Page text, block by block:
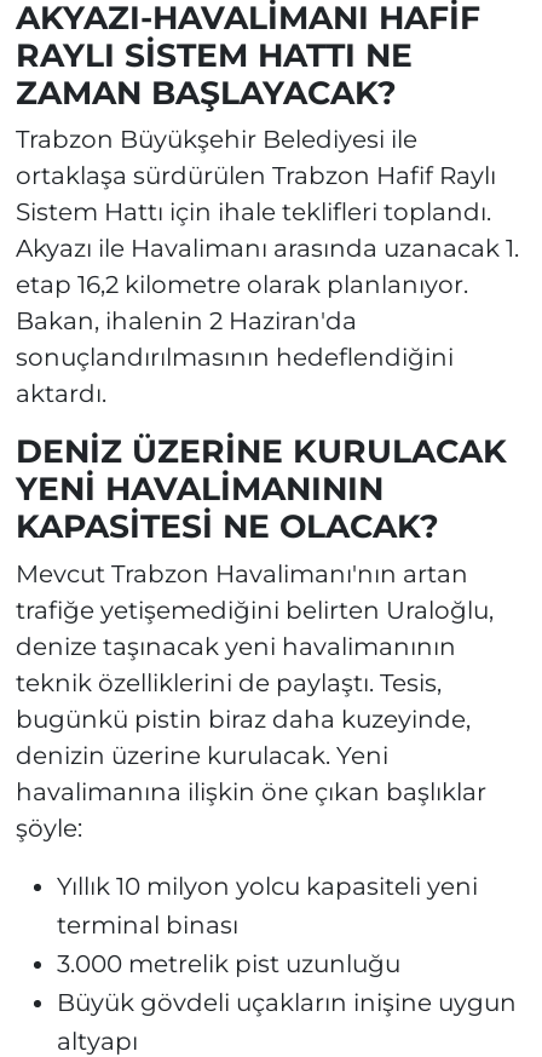
AKYAZI-HAVALİMANI HAFİF
RAYLI SİSTEM HATTI NE
ZAMAN BAŞLAYACAK?
Trabzon Büyükşehir Belediyesi ile
ortaklaşa sürdürülen Trabzon Hafif Raylı
Sistem Hattı için ihale teklifleri toplandı.
Akyazı ile Havalimanı arasında uzanacak 1.
etap 16,2 kilometre olarak planlanıyor.
Bakan, ihalenin 2 Haziran'da
sonuçlandırılmasının hedeflendiğini
aktardı.
DENİZ ÜZERİNE KURULACAK
YENİ HAVALİMANININ
KAPASİTESİ NE OLACAK?
Mevcut Trabzon Havalimanı'nın artan
trafiğe yetişemediğini belirten Uraloğlu,
denize taşınacak yeni havalimanının
teknik özelliklerini de paylaştı. Tesis,
bugünkü pistin biraz daha kuzeyinde,
denizin üzerine kurulacak. Yeni
havalimanına ilişkin öne çıkan başlıklar
şöyle:
Yıllık 10 milyon yolcu kapasiteli yeni
terminal binası
3.000 metrelik pist uzunluğu
Büyük gövdeli uçakların inişine uygun
altyapı